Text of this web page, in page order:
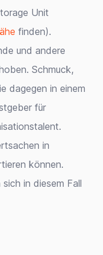
Unit
finden).
und andere
Schmuck,
dagegen in einem
für
in
können.
in diesem Fall